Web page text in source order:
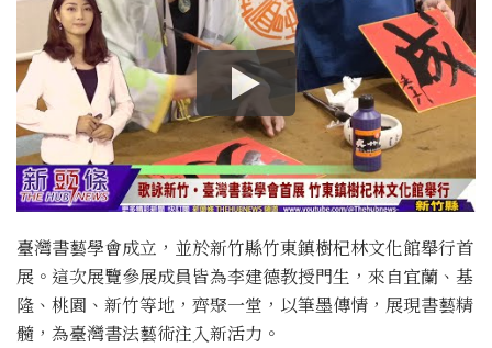
臺灣書藝學會成立，並於新竹縣竹東鎮樹杞林文化館舉行首
展。這次展覽參展成員皆為李建德教授門生，來自宜蘭、基
隆、桃園、新竹等地，齊聚一堂，以筆墨傳情，展現書藝精
髓，為臺灣書法藝術注入新活力。